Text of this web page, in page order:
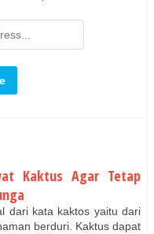
Kaktus Agar Tetap
dari kata kaktos yaitu dari
berduri. Kaktus dapat